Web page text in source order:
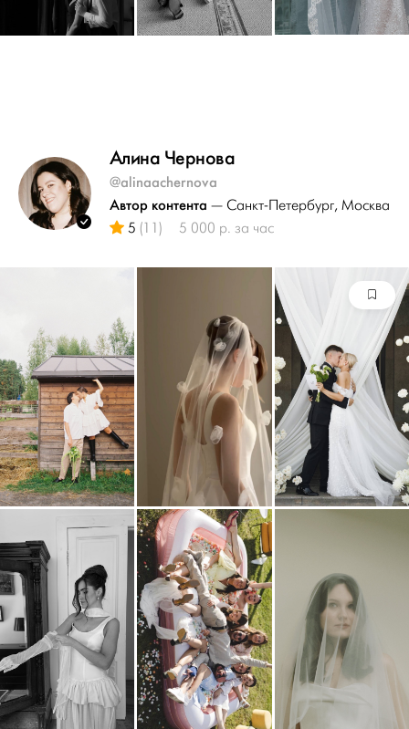
Алина Чернова
@alinaachernova
Автор контента — Санкт-Петербург, Москва
5 (11) 5 000 р. за час